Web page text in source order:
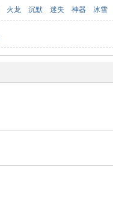
火龙 沉默 迷失 神器 冰雪